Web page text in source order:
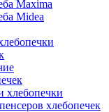
Maxima
Midea
хлебопечек